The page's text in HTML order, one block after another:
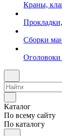
Краны,
Сборки
Оголовоки
Каталог
По всему сайту
По каталогу